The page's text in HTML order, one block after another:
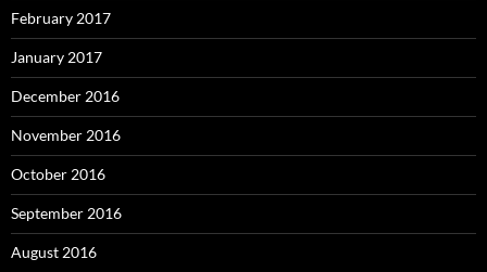
February 2017
January 2017
December 2016
November 2016
October 2016
September 2016
August 2016